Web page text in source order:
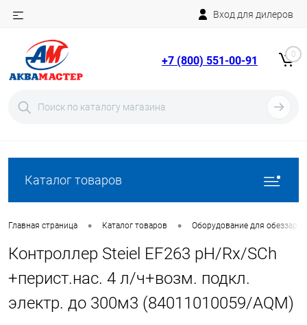
Вход для дилеров
+7 (800) 551-00-91 0
Каталог товаров
Главная страница • Каталог товаров • Оборудование для
Контроллер Steiel EF263 pH/Rx/SСh
+перист.нас. 4 л/ч+возм. подкл.
электр. до 300м3 (84011010059/AQM)